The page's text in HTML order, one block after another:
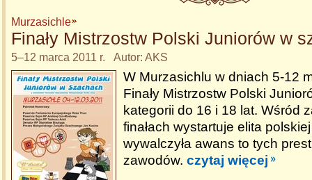
Murzasichle
Finały Mistrzostw Polski Juniorów w
5–12 marca 2011 r. Autor: AKS
W Murzasichlu w dniach 5-12
Finały Mistrzostw Polski
kategorii do 16 i 18 lat. Wśród
finałach wystartuje elita
wywalczyła awans to tych
zawodów. czytaj więcej